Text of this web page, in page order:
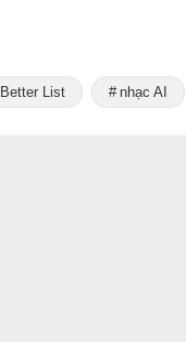
Better List nhạc AI